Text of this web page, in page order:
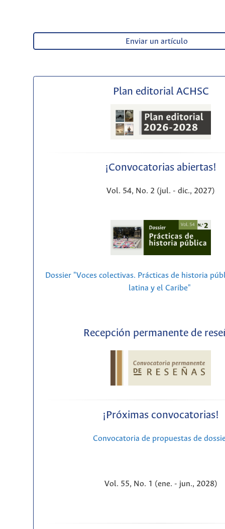
Enviar un artículo
Plan editorial ACHSC
¡Convocatorias abiertas!
Vol. 54, No. 2 (jul. - dic., 2027)
Dossier "Voces colectivas. Prácticas de historia
latina y el Caribe"
Recepción permanente de
¡Próximas convocatorias!
Convocatoria de propuestas de
Vol. 55, No. 1 (ene. - jun., 2028)